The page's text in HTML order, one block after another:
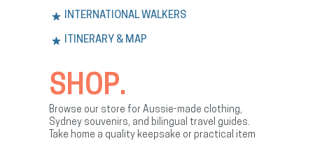
INTERNATIONAL WALKERS
ITINERARY & MAP
SHOP.
Browse our store for Aussie-made clothing,
Sydney souvenirs, and bilingual travel guides.
Take home a quality keepsake or practical item